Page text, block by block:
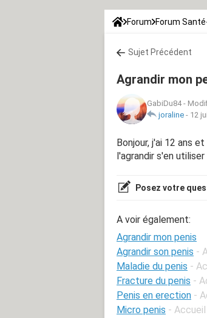
Forum Forum
Sujet Précédent
Agrandir mon
GabiDu84-
joraline - 12
Bonjour, j'ai 12 ans
l'agrandir s'en
Posez votre
A voir également:
Agrandir mon penis
Agrandir son penis -
Maladie du penis -
Fracture du penis -
Penis en erection -
Micro penis -